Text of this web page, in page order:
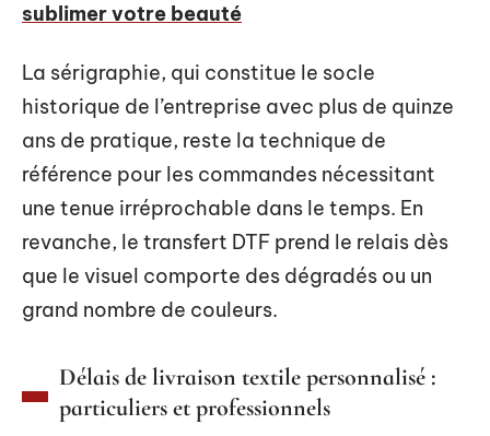
sublimer votre beauté
La sérigraphie, qui constitue le socle
historique de l’entreprise avec plus de quinze
ans de pratique, reste la technique de
référence pour les commandes nécessitant
une tenue irréprochable dans le temps. En
revanche, le transfert DTF prend le relais dès
que le visuel comporte des dégradés ou un
grand nombre de couleurs.
Délais de livraison textile personnalisé :
particuliers et professionnels